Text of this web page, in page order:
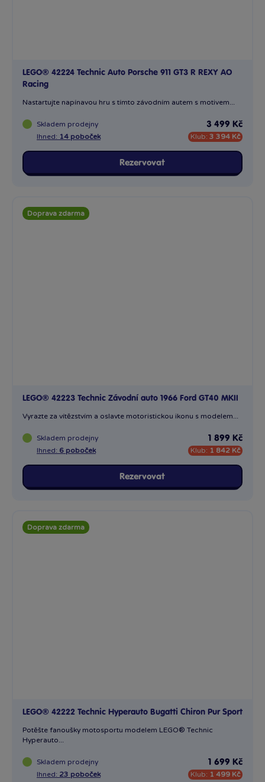
LEGO® 42224 Technic Auto Porsche 911 GT3 R REXY AO
Racing
Nastartujte napínavou hru s tímto závodním autem s motivem...
Skladem prodejny
Ihned: 14 poboček
3 499 Kč
Klub: 3 394 Kč
Rezervovat
Doprava zdarma
LEGO® 42223 Technic Závodní auto 1966 Ford GT40 MKII
Vyrazte za vítězstvím a oslavte motoristickou ikonu s modelem...
Skladem prodejny
Ihned: 6 poboček
1 899 Kč
Klub: 1 842 Kč
Rezervovat
Doprava zdarma
LEGO® 42222 Technic Hyperauto Bugatti Chiron Pur Sport
Potěšte fanoušky motosportu modelem LEGO® Technic
Hyperauto...
Skladem prodejny
Ihned: 23 poboček
1 699 Kč
Klub: 1 499 Kč